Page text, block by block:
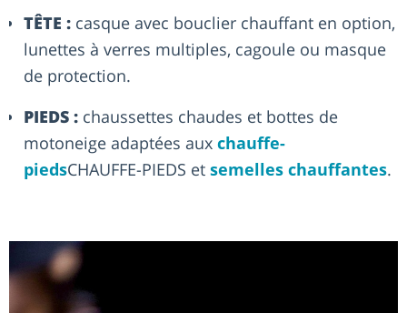
TÊTE : casque avec bouclier chauffant en option,
lunettes à verres multiples, cagoule ou masque
de protection.
PIEDS : chaussettes chaudes et bottes de
motoneige adaptées aux chauffe-
piedsCHAUFFE-PIEDS et semelles chauffantes.